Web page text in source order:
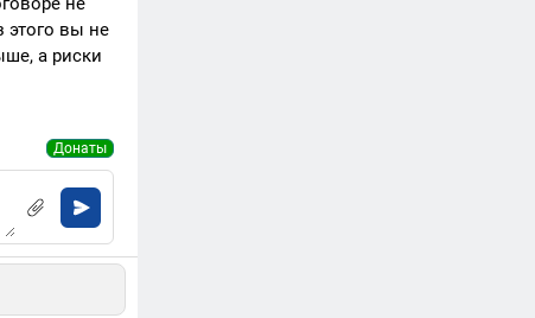
этого вы не
а риски
Донаты